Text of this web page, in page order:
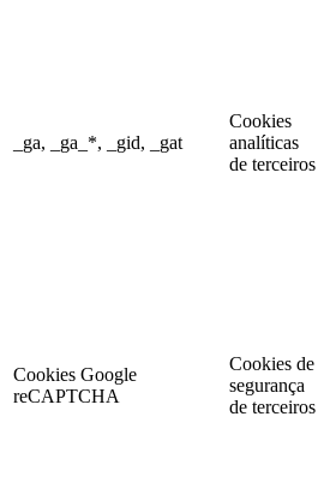
_ga, _ga_*, _gid, _gat
Cookies
analíticas
de terceiros
Cookies Google
reCAPTCHA
Cookies de
segurança
de terceiros